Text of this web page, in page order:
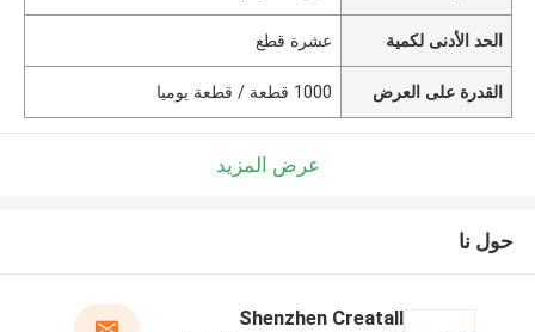
الحد الأدنى لكمية عشرة قطع
القدرة على العرض 1000 قطعة / قطعة يوميا
عرض المزيد
حول نا
Shenzhen Creatall